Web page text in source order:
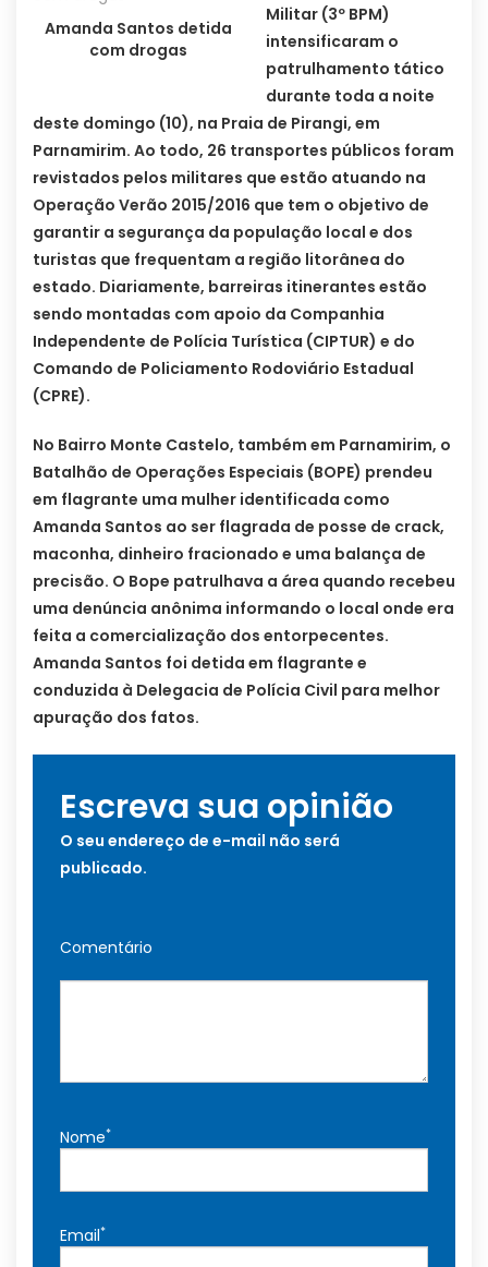
Amanda Santos detida
com drogas
Militar (3º BPM)
intensificaram o
patrulhamento tático
durante toda a noite
deste domingo (10), na Praia de Pirangi, em
Parnamirim. Ao todo, 26 transportes públicos foram
revistados pelos militares que estão atuando na
Operação Verão 2015/2016 que tem o objetivo de
garantir a segurança da população local e dos
turistas que frequentam a região litorânea do
estado. Diariamente, barreiras itinerantes estão
sendo montadas com apoio da Companhia
Independente de Polícia Turística (CIPTUR) e do
Comando de Policiamento Rodoviário Estadual
(CPRE).
No Bairro Monte Castelo, também em Parnamirim, o
Batalhão de Operações Especiais (BOPE) prendeu
em flagrante uma mulher identificada como
Amanda Santos ao ser flagrada de posse de crack,
maconha, dinheiro fracionado e uma balança de
precisão. O Bope patrulhava a área quando recebeu
uma denúncia anônima informando o local onde era
feita a comercialização dos entorpecentes.
Amanda Santos foi detida em flagrante e
conduzida à Delegacia de Polícia Civil para melhor
apuração dos fatos.
Escreva sua opinião
O seu endereço de e-mail não será
publicado.
Comentário
Nome*
Email*